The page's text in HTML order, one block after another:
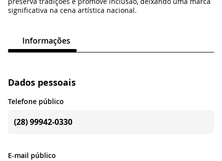
significativa na cena artística nacional.
Informações
Dados pessoais
Telefone público
(28) 99942-0330
E-mail público